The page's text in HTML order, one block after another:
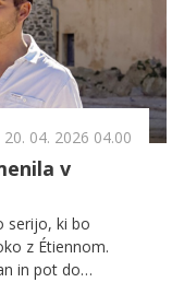
20. 04. 2026 04.00
v
serijo, ki bo
z Étiennom.
in pot do